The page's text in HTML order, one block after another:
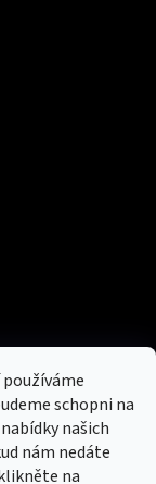
schopni na
našich
nám nedáte
na